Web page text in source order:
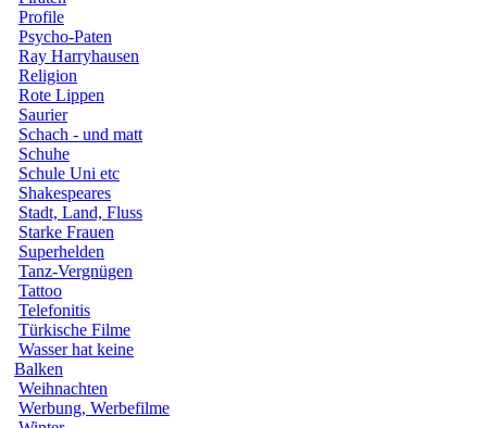
Profile
Psycho-Paten
Ray Harryhausen
Religion
Rote Lippen
Saurier
Schach - und matt
Schuhe
Schule Uni etc
Shakespeares
Stadt, Land, Fluss
Starke Frauen
Superhelden
Tanz-Vergnügen
Tattoo
Telefonitis
Türkische Filme
Wasser hat keine
Balken
Weihnachten
Werbung, Werbefilme